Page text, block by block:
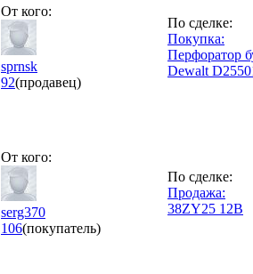
От кого:
sprnsk
92(продавец)
По сделке:
Покупка:
Перфоратор
Dewalt
От кого:
serg370
106(покупатель)
По сделке:
Продажа:
38ZY25 12В